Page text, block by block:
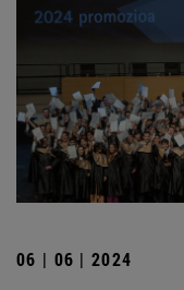
06 | 06 | 2024